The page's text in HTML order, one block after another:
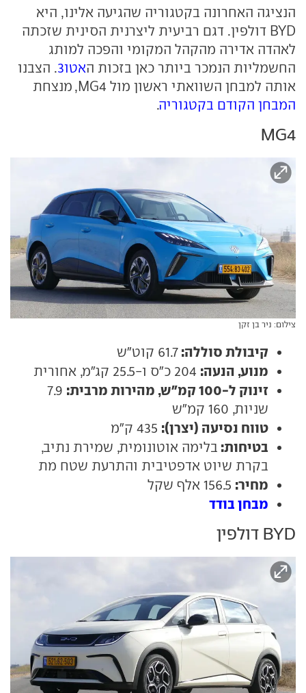
הנציגה האחרונה בקטגוריה שהגיעה אלינו, היא
BYD דולפין. דגם רביעית ליצרנית הסינית שזכתה
לאהדה אדירה מהקהל המקומי והפכה למותג
החשמליות הנמכר ביותר כאן בזכות האטו3 . הצבנו
אותה למבחן השוואתי ראשון מול MG4, מנצחת
המבחן הקודם בקטגוריה.
MG4
צילום: ניר בן זקן
קיבולת סוללה: 61.7 קוט"ש
מנוע, הנעה:
זינוק ל-100 קמ"ש, מהירות מרבית:
7.9
שניות, 160 קמ"ש
טווח נסיעה (יצרן):
בטיחות: בלימה אוטונומית, שמירת נתיב,
בקרת שיוט אדפטיבית והתרעת שטח מת
מחיר:
מבחן בודד
BYD דולפין